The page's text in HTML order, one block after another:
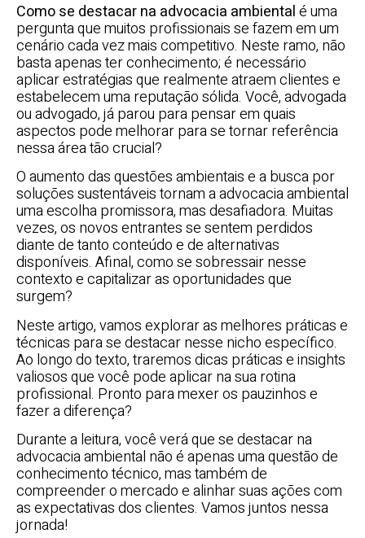
Como se destacar na advocacia ambientalé uma
pergunta que muitos profissionais se fazem em um
cenário cada vez mais competitivo. Neste ramo, não
basta apenas ter conhecimento; é necessário
aplicar estratégias que realmente atraem clientes e
estabelecem uma reputação sólida. Você, advogada
ou advogado, já parou para pensar em quais
aspectos pode melhorar para se tornar referência
nessa área tão crucial?
O aumento das questões ambientais e a busca por
soluções sustentáveis tornam a advocacia ambiental
uma escolha promissora, mas desafiadora. Muitas
vezes, os novos entrantes se sentem perdidos
diante de tanto conteúdo e de alternativas
disponíveis. Afinal, como se sobressair nesse
contexto e capitalizar as oportunidades que
surgem?
Neste artigo, vamos explorar as melhores práticas e
técnicas para se destacar nesse nicho específico.
Ao longo do texto, traremos dicas práticas e insights
valiosos que você pode aplicar na sua rotina
profissional. Pronto para mexer os pauzinhos e
fazer a diferença?
Durante a leitura, você verá que se destacar na
advocacia ambiental não é apenas uma questão de
conhecimento técnico, mas também de
compreender o mercado e alinhar suas ações com
as expectativas dos clientes. Vamos juntos nessa
jornada!